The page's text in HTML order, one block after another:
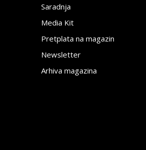
Saradnja
Media Kit
Pretplata na magazin
Newsletter
Arhiva magazina